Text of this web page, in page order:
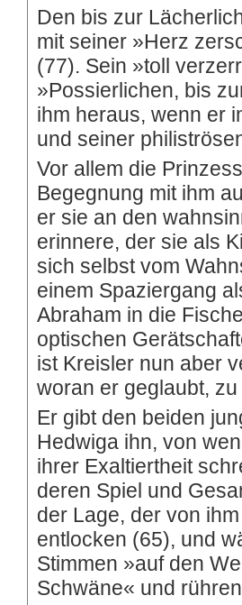
Den bis zur
mit seiner »Herz
(77). Sein »toll
»Possierlichen, bis
ihm heraus, wenn er
und seiner
Vor allem die
Begegnung mit ihm
er sie an den
erinnere, der sie als
sich selbst vom
einem Spaziergang
Abraham in die
optischen
ist Kreisler nun aber
woran er geglaubt,
Er gibt den beiden
Hedwiga ihn, von
ihrer Exaltiertheit
deren Spiel und
der Lage, der von
entlocken (65), und
Stimmen »auf den
Schwäne« und